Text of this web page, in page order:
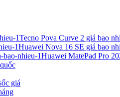
Tecno Pova Curve 2 giá bao
Huawei Nova 16 SE giá bao
Huawei MatePad Pro
giá